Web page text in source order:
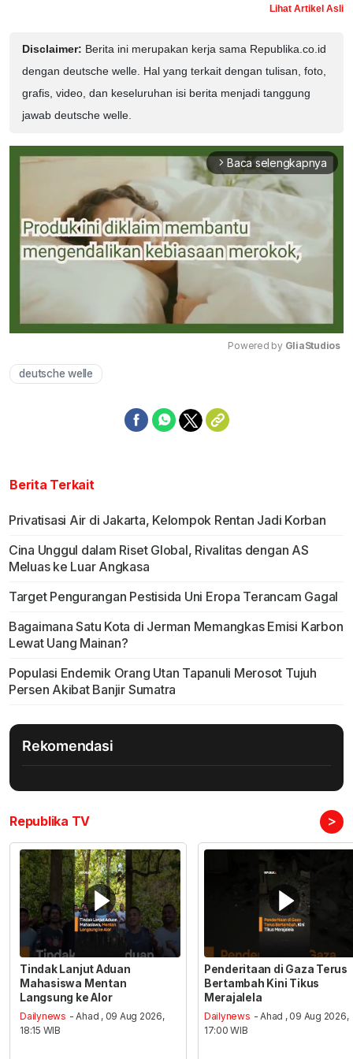
Lihat Artikel Asli
Disclaimer: Berita ini merupakan kerja sama Republika.co.id
dengan deutsche welle. Hal yang terkait dengan tulisan, foto,
grafis, video, dan keseluruhan isi berita menjadi tanggung
jawab deutsche welle.
arrow_forward_ios Baca selengkapnya
Powered by GliaStudios
deutsche welle
Berita Terkait
Privatisasi Air di Jakarta, Kelompok Rentan Jadi Korban
Cina Unggul dalam Riset Global, Rivalitas dengan AS
Meluas ke Luar Angkasa
Target Pengurangan Pestisida Uni Eropa Terancam Gagal
Bagaimana Satu Kota di Jerman Memangkas Emisi Karbon
Lewat Uang Mainan?
Populasi Endemik Orang Utan Tapanuli Merosot Tujuh
Persen Akibat Banjir Sumatra
Rekomendasi
Republika TV >
Tindak Lanjut Aduan
Mahasiswa Mentan
Langsung ke Alor
Dailynews - Ahad , 09 Aug 2026,
18:15 WIB
Penderitaan di Gaza Terus
Bertambah Kini Tikus
Merajalela
Dailynews - Ahad , 09 Aug 2026,
17:00 WIB